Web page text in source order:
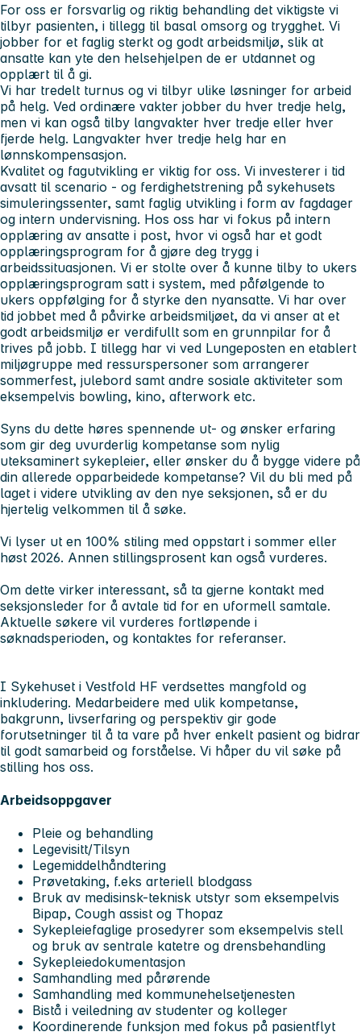
For oss er forsvarlig og riktig behandling det viktigste vi
tilbyr pasienten, i tillegg til basal omsorg og trygghet. Vi
jobber for et faglig sterkt og godt arbeidsmiljø, slik at
ansatte kan yte den helsehjelpen de er utdannet og
opplært til å gi.
Vi har tredelt turnus og vi tilbyr ulike løsninger for arbeid
på helg. Ved ordinære vakter jobber du hver tredje helg,
men vi kan også tilby langvakter hver tredje eller hver
fjerde helg. Langvakter hver tredje helg har en
lønnskompensasjon.
Kvalitet og fagutvikling er viktig for oss. Vi investerer i tid
avsatt til scenario - og ferdighetstrening på sykehusets
simuleringssenter, samt faglig utvikling i form av fagdager
og intern undervisning. Hos oss har vi fokus på intern
opplæring av ansatte i post, hvor vi også har et godt
opplæringsprogram for å gjøre deg trygg i
arbeidssituasjonen. Vi er stolte over å kunne tilby to ukers
opplæringsprogram satt i system, med påfølgende to
ukers oppfølging for å styrke den nyansatte. Vi har over
tid jobbet med å påvirke arbeidsmiljøet, da vi anser at et
godt arbeidsmiljø er verdifullt som en grunnpilar for å
trives på jobb. I tillegg har vi ved Lungeposten en etablert
miljøgruppe med ressurspersoner som arrangerer
sommerfest, julebord samt andre sosiale aktiviteter som
eksempelvis bowling, kino, afterwork etc.
Syns du dette høres spennende ut- og ønsker erfaring
som gir deg uvurderlig kompetanse som nylig
uteksaminert sykepleier, eller ønsker du å bygge videre på
din allerede opparbeidede kompetanse? Vil du bli med på
laget i videre utvikling av den nye seksjonen, så er du
hjertelig velkommen til å søke.
Vi lyser ut en 100% stiling med oppstart i sommer eller
høst 2026. Annen stillingsprosent kan også vurderes.
Om dette virker interessant, så ta gjerne kontakt med
seksjonsleder for å avtale tid for en uformell samtale.
Aktuelle søkere vil vurderes fortløpende i
søknadsperioden, og kontaktes for referanser.
I Sykehuset i Vestfold HF verdsettes mangfold og
inkludering. Medarbeidere med ulik kompetanse,
bakgrunn, livserfaring og perspektiv gir gode
forutsetninger til å ta vare på hver enkelt pasient og bidrar
til godt samarbeid og forståelse. Vi håper du vil søke på
stilling hos oss.
Arbeidsoppgaver
Pleie og behandling
Legevisitt/Tilsyn
Legemiddelhåndtering
Prøvetaking, f.eks arteriell blodgass
Bruk av medisinsk-teknisk utstyr som eksempelvis
Bipap, Cough assist og Thopaz
Sykepleiefaglige prosedyrer som eksempelvis stell
og bruk av sentrale katetre og drensbehandling
Sykepleiedokumentasjon
Samhandling med pårørende
Samhandling med kommunehelsetjenesten
Bistå i veiledning av studenter og kolleger
Koordinerende funksjon med fokus på pasientflyt